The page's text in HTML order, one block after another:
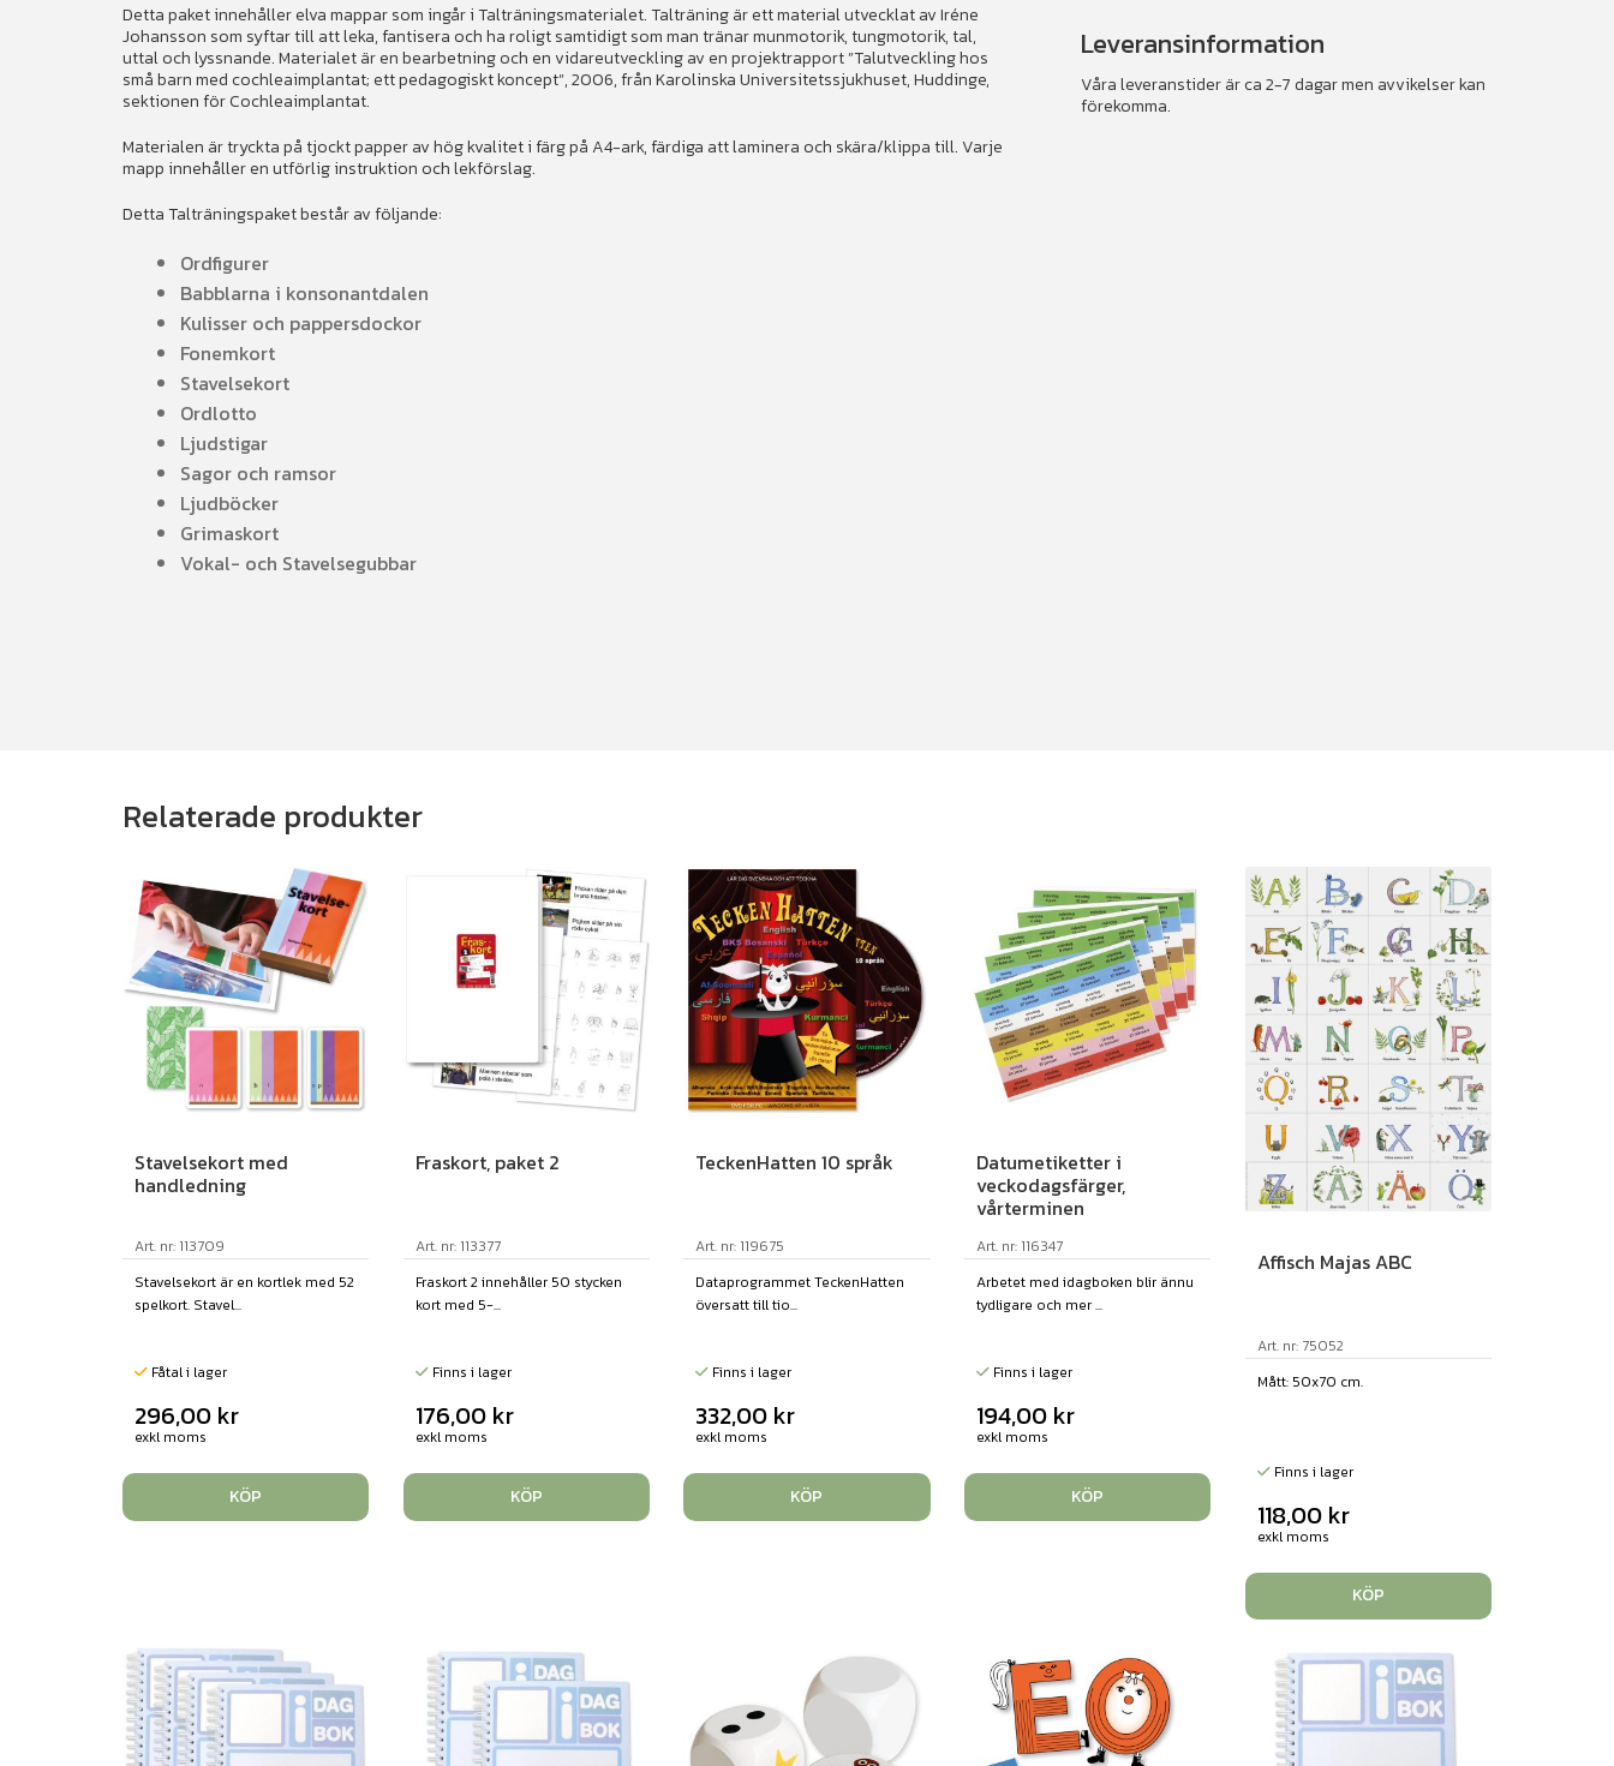
Detta paket innehåller elva mappar som ingår i Talträningsmaterialet. Talträning är ett material utvecklat av Iréne
Johansson som syftar till att leka, fantisera och ha roligt samtidigt som man tränar munmotorik, tungmotorik, tal,
uttal och lyssnande. Materialet är en bearbetning och en vidareutveckling av en projektrapport ”Talutveckling hos
små barn med cochleaimplantat; ett pedagogiskt koncept”, 2006, från Karolinska Universitetssjukhuset, Huddinge,
sektionen för Cochleaimplantat.
Materialen är tryckta på tjockt papper av hög kvalitet i färg på A4-ark, färdiga att laminera och skära/klippa till. Varje
mapp innehåller en utförlig instruktion och lekförslag.
Detta Talträningspaket består av följande:
Ordfigurer
Babblarna i konsonantdalen
Kulisser och pappersdockor
Fonemkort
Stavelsekort
Ordlotto
Ljudstigar
Sagor och ramsor
Ljudböcker
Grimaskort
Vokal- och Stavelsegubbar
Leveransinformation
Våra leveranstider är ca 2-7 dagar men avvikelser kan
förekomma.
Relaterade produkter
Stavelsekort med
handledning
Art. nr: 113709
Stavelsekort är en kortlek med 52
spelkort. Stavel...
Fåtal i lager
296,00 kr
exkl moms
KÖP
Fraskort, paket 2
Art. nr: 113377
Fraskort 2 innehåller 50 stycken
kort med 5-...
Finns i lager
176,00 kr
exkl moms
KÖP
TeckenHatten 10 språk
Art. nr: 119675
Dataprogrammet TeckenHatten
översatt till tio...
Finns i lager
332,00 kr
exkl moms
KÖP
Datumetiketter i
veckodagsfärger,
vårterminen
Art. nr: 116347
Arbetet med idagboken blir ännu
tydligare och mer ...
Finns i lager
194,00 kr
exkl moms
KÖP
Affisch Majas ABC
Art. nr: 75052
Mått: 50x70 cm.
Finns i lager
118,00 kr
exkl moms
KÖP